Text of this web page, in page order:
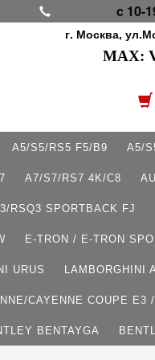
c 10-19
г. Москва,
MAX:
A5/S5/RS5 F5/B9 A5/
A7/S7/RS7 4K/C8
RSQ3 SPORTBACK FJ
E-TRON / E-TRON
URUS LAMBORGHINI
CAYENNE COUPE
BENTAYGA